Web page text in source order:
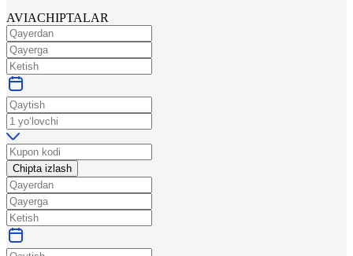
AVIACHIPTALAR
Chipta izlash